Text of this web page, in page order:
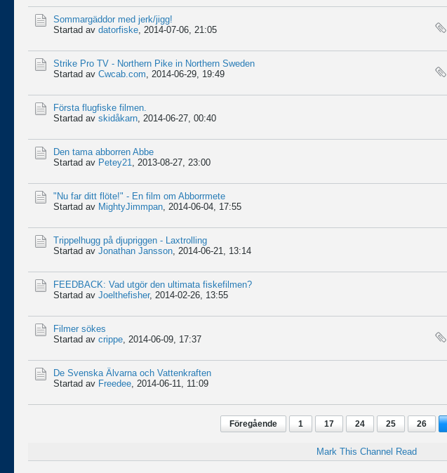
Sommargäddor med jerk/jigg!
Startad av datorfiske, 2014-07-06, 21:05
Strike Pro TV - Northern Pike in Northern Sweden
Startad av Cwcab.com, 2014-06-29, 19:49
Första flugfiske filmen.
Startad av skidåkarn, 2014-06-27, 00:40
Den tama abborren Abbe
Startad av Petey21, 2013-08-27, 23:00
"Nu far ditt flöte!" - En film om Abborrmete
Startad av MightyJimmpan, 2014-06-04, 17:55
Trippelhugg på djupriggen - Laxtrolling
Startad av Jonathan Jansson, 2014-06-21, 13:14
FEEDBACK: Vad utgör den ultimata fiskefilmen?
Startad av Joelthefisher, 2014-02-26, 13:55
Filmer sökes
Startad av crippe, 2014-06-09, 17:37
De Svenska Älvarna och Vattenkraften
Startad av Freedee, 2014-06-11, 11:09
Föregående 1 17 24 25 26
Mark This Channel Read